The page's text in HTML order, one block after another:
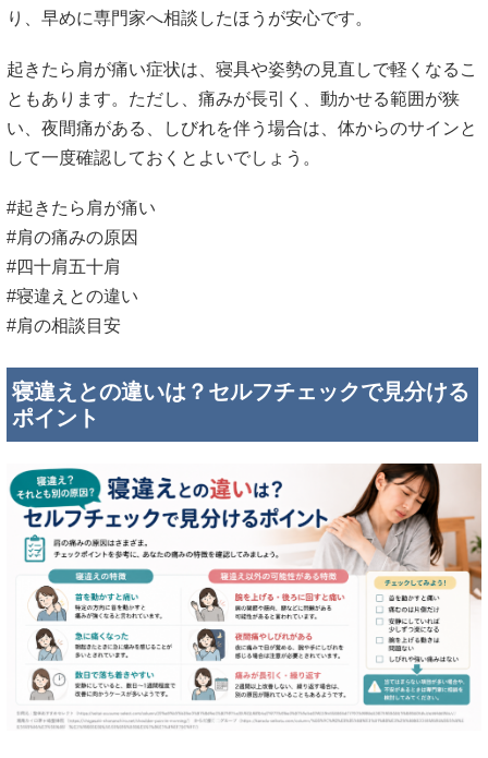
り、早めに専門家へ相談したほうが安心です。
起きたら肩が痛い症状は、寝具や姿勢の見直しで軽くなるこ
ともあります。ただし、痛みが長引く、動かせる範囲が狭
い、夜間痛がある、しびれを伴う場合は、体からのサインと
して一度確認しておくとよいでしょう。
#起きたら肩が痛い
#肩の痛みの原因
#四十肩五十肩
#寝違えとの違い
#肩の相談目安
寝違えとの違いは？セルフチェックで見分ける
ポイント